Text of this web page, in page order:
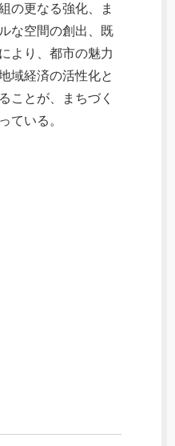
の更なる強化、ま
な空間の創出、既
より、都市の魅力
域経済の活性化と
ことが、まちづく
ている。